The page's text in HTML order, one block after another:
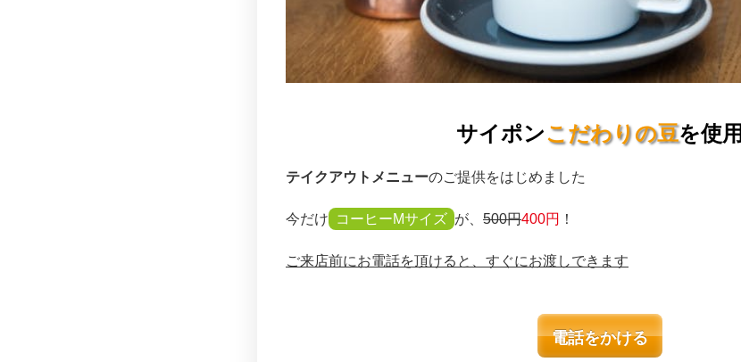
サイポンこだわりの豆を使用
テイクアウトメニューのご提供をはじめました
今だけ コーヒーMサイズ が、 500円400円 ！
ご来店前にお電話を頂けると、すぐにお渡しできます
電話をかける